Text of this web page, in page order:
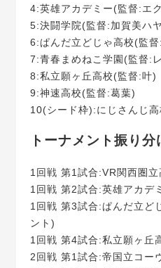
4:英雄アカデミー(監督:エ
5:決闘学院(監督:加賀美ハ
6:ぱんだ立どじゃ高校(監
7:青春まめねこ学園(監督:
8:私立願ヶ丘高校(監督:叶)
9:神速高校(監督:葛葉)
10(シード枠):にじさんじ
トーナメント振り分
1回戦 第1試合:VR関西圏
1回戦 第2試合:英雄アカデ
1回戦 第3試合:ぱんだ立ど
ント)
1回戦 第4試合:私立願ヶ丘
2回戦 第1試合:帝国立コー